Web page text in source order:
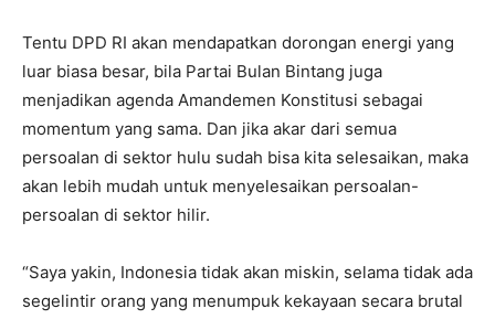
Tentu DPD RI akan mendapatkan dorongan energi yang
luar biasa besar, bila Partai Bulan Bintang juga
menjadikan agenda Amandemen Konstitusi sebagai
momentum yang sama. Dan jika akar dari semua
persoalan di sektor hulu sudah bisa kita selesaikan, maka
akan lebih mudah untuk menyelesaikan persoalan-
persoalan di sektor hilir.
“Saya yakin, Indonesia tidak akan miskin, selama tidak ada
segelintir orang yang menumpuk kekayaan secara brutal